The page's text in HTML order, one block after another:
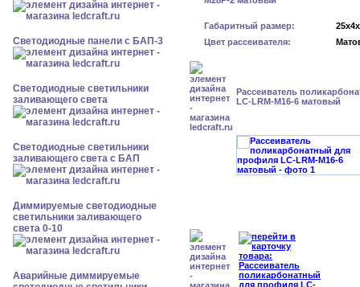
Cветодиодные панели с БАП-3
Светодиодные светильники
заливающего света
Светодиодные светильники
заливающего света с БАП
Диммируемые светодиодные
светильники заливающего
света 0-10
Аварийные диммируемые
Габаритный размер:
Цвет рассеивателя:
Рассеиватель
LC-LRM-M16-6 матовый